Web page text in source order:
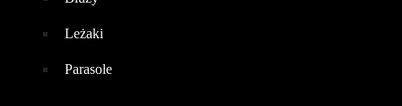
Leżaki
Parasole